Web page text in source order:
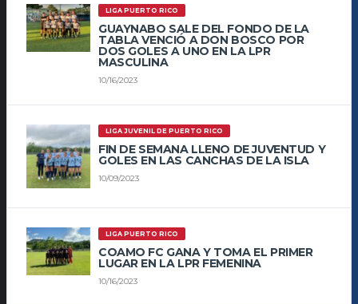
LIGA PUERTO RICO
GUAYNABO SALE DEL FONDO DE LA
TABLA VENCIÓ A DON BOSCO POR
DOS GOLES A UNO EN LA LPR
MASCULINA
10/16/2023
LIGA JUVENIL DE PUERTO RICO
FIN DE SEMANA LLENO DE JUVENTUD Y
GOLES EN LAS CANCHAS DE LA ISLA
10/09/2023
LIGA PUERTO RICO
COAMO FC GANA Y TOMA EL PRIMER
LUGAR EN LA LPR FEMENINA
10/16/2023